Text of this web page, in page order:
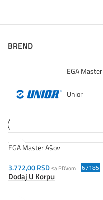
BREND
EGA Master
Unior
EGA Master Ašov
3.772,00RSDsa PDVom
Dodaj U Korpu
67185